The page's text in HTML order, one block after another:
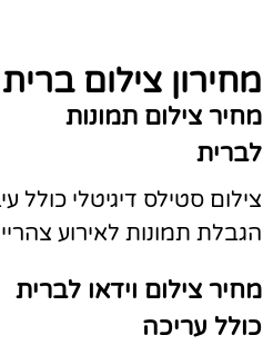
מחירון צילום ברית
מחיר צילום תמונות
לברית
צילום סטילס דיגיטלי כולל
הגבלת תמונות לאירוע
מחיר צילום וידאו לברית
כולל עריכה